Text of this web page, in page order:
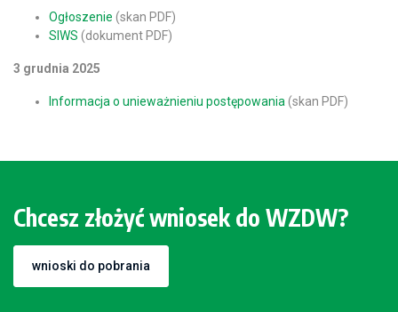
Ogłoszenie (skan PDF)
SIWS (dokument PDF)
3 grudnia 2025
Informacja o unieważnieniu postępowania (skan PDF)
Chcesz złożyć wniosek do WZDW?
wnioski do pobrania